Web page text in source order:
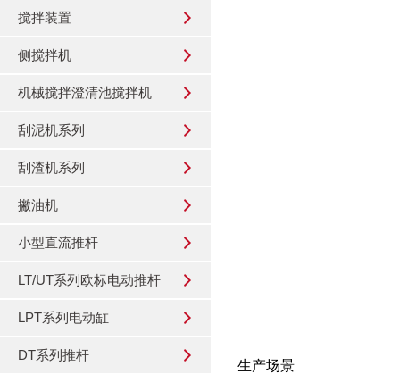
搅拌装置
侧搅拌机
机械搅拌澄清池搅拌机
刮泥机系列
刮渣机系列
撇油机
小型直流推杆
LT/UT系列欧标电动推杆
LPT系列电动缸
DT系列推杆
生产场景